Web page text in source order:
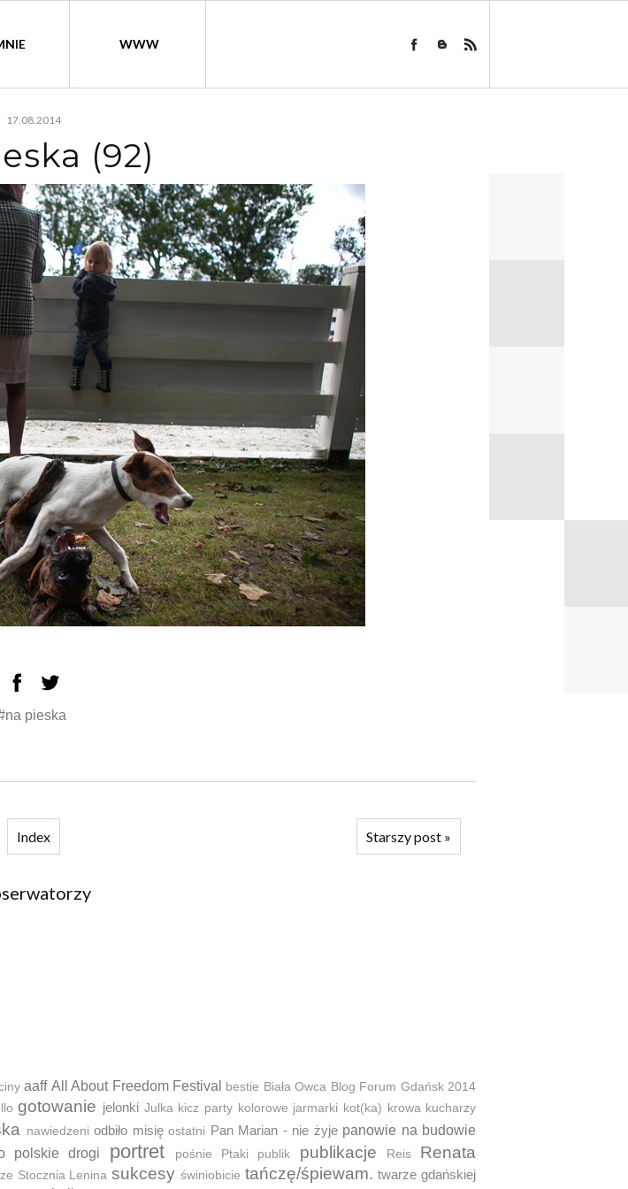
WWW
17.08.2014
(92)
pieska
Index Starszy post »
aaff All About Freedom Festival bestie Biała Owca Blog Forum Gdańsk 2014
gotowanie jelonki Julka kicz party kolorowe jarmarki kot(ka) krowa kucharzy
nawiedzeni odbiło misię ostatni Pan Marian - nie żyje panowie na budowie
polskie drogi portret pośnie Ptaki publik publikacje Reis
Renata
Stocznia Lenina sukcesy świniobicie tańczę/śpiewam. twarze gdańskiej